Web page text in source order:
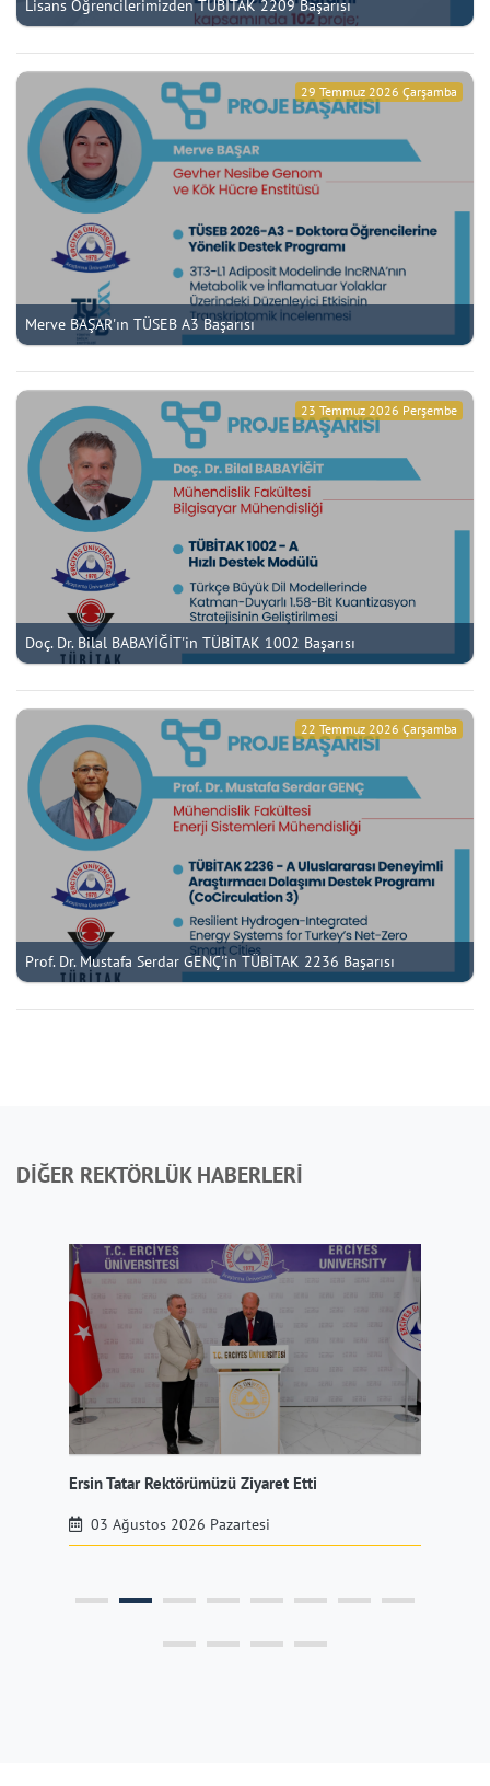
Lisans Öğrencilerimizden TÜBİTAK 2209 Başarısı
Merve BAŞAR'ın TÜSEB A3 Başarısı
29 Temmuz 2026 Çarşamba
Doç. Dr. Bilal BABAYİĞİT'in TÜBİTAK 1002 Başarısı
23 Temmuz 2026 Perşembe
Prof. Dr. Mustafa Serdar GENÇ'in TÜBİTAK 2236 Başarısı
22 Temmuz 2026 Çarşamba
DİĞER REKTÖRLÜK HABERLERİ
Ersin Tatar Rektörümüzü Ziyaret Etti
03 Ağustos 2026 Pazartesi